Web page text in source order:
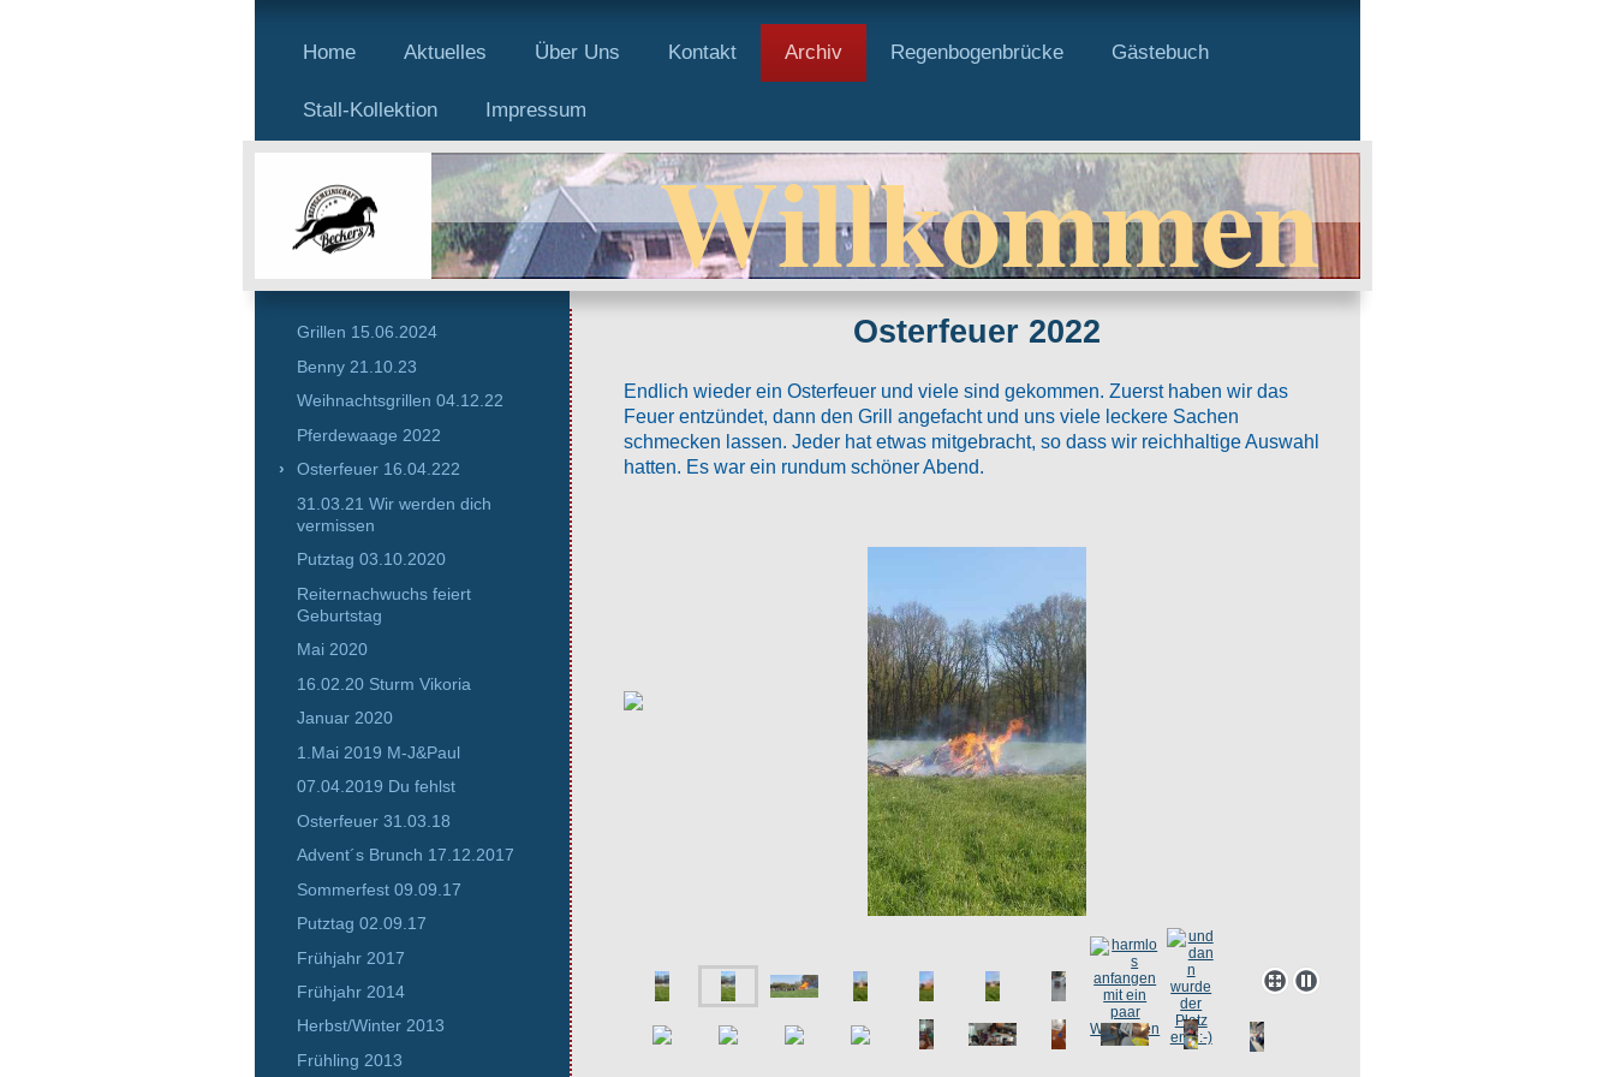
Home Aktuelles Über Uns Kontakt Archiv Regenbogenbrücke Gästebuch
Stall-Kollektion Impressum
Willkommen
Osterfeuer 2022
Endlich wieder ein Osterfeuer und viele sind gekommen. Zuerst haben wir das
Feuer entzündet, dann den Grill angefacht und uns viele leckere Sachen
schmecken lassen. Jeder hat etwas mitgebracht, so dass wir reichhaltige Auswahl
hatten. Es war ein rundum schöner Abend.
Grillen 15.06.2024
Benny 21.10.23
Weihnachtsgrillen 04.12.22
Pferdewaage 2022
Osterfeuer 16.04.222
31.03.21 Wir werden dich
vermissen
Putztag 03.10.2020
Reiternachwuchs feiert
Geburtstag
Mai 2020
16.02.20 Sturm Vikoria
Januar 2020
1.Mai 2019 M-J&Paul
07.04.2019 Du fehlst
Osterfeuer 31.03.18
Advent´s Brunch 17.12.2017
Sommerfest 09.09.17
Putztag 02.09.17
Frühjahr 2017
Frühjahr 2014
Herbst/Winter 2013
Frühling 2013